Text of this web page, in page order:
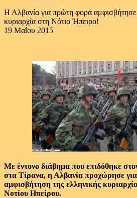
Η Αλβανία για πρώτη φορά αμφισβήτησε
κυριαρχία στη Νότιο Ήπειρο!
19 Μαΐου 2015
Με έντονο διάβημα που επιδόθηκε
στα Τίρανα, η Αλβανία προχώρησε
αμφισβήτηση της ελληνικής
Νοτίου Ηπείρου.